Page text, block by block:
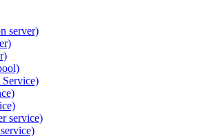
server)
service)